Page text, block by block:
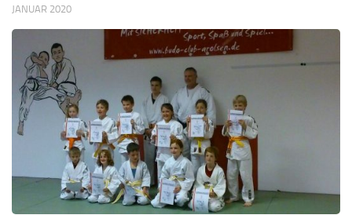
JANUAR 2020